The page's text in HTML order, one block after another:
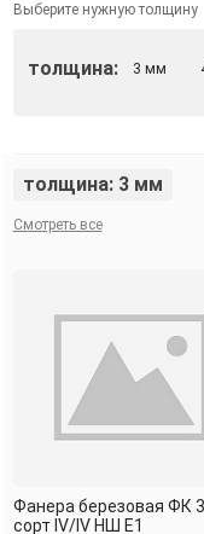
Выберите нужную толщину
толщина: 3 мм
толщина: 3 мм
Смотреть все
Фанера березовая ФК
сорт IV/IV НШ Е1